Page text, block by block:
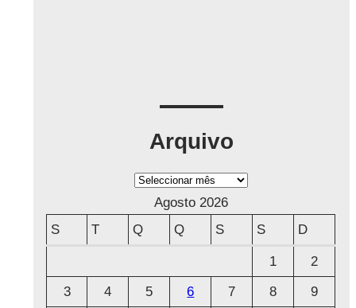
Arquivo
A
q
Agosto 2026
S
T Q Q S S D
1
2
3
4 5 6 7 8
9